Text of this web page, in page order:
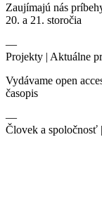
Zaujímajú nás
20. a 21. storočia
—
Projekty | Aktuálne
Vydávame open
časopis
—
Človek a spoločnosť |